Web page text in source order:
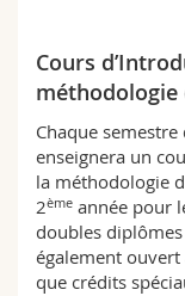
Cours
Chaque
enseignera un
la méthodologie
2ème année pour
doubles
également ouvert
que crédits